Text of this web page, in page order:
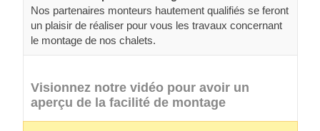
Nos partenaires monteurs hautement qualifiés se feront
un plaisir de réaliser pour vous les travaux concernant
le montage de nos chalets.
Visionnez notre vidéo pour avoir un
aperçu de la facilité de montage